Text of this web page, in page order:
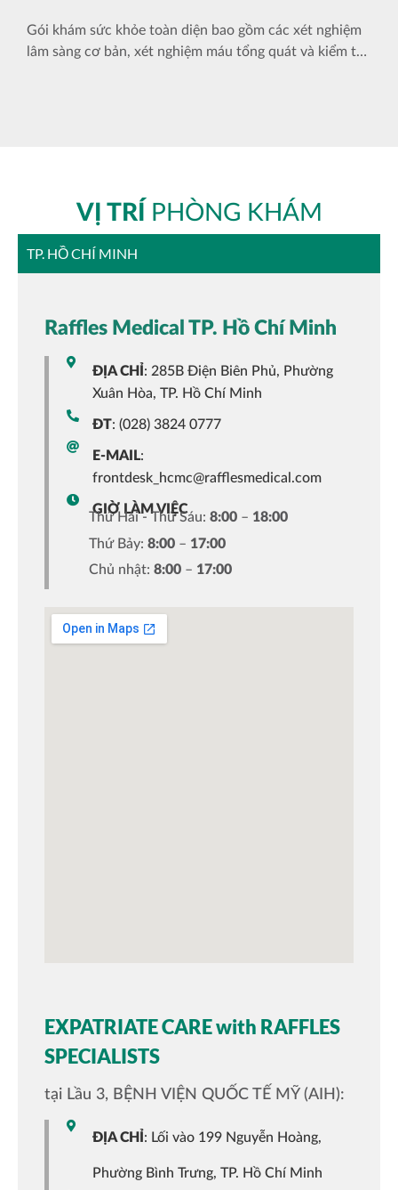
Gói khám sức khỏe toàn diện bao gồm các xét nghiệm
lâm sàng cơ bản, xét nghiệm máu tổng quát và kiểm tra
VỊ TRÍ PHÒNG KHÁM
TP. HỒ CHÍ MINH
Raffles Medical TP. Hồ Chí Minh
ĐỊA CHỈ : 285B Điện Biên Phủ, Phường
Xuân Hòa, TP. Hồ Chí Minh
ĐT: (028) 3824 0777
E-MAIL:
frontdesk_hcmc@rafflesmedical.com
GIỜ LÀM VIỆC
Thứ Hai - Thứ Sáu: 8:00 – 18:00
Thứ Bảy: 8:00 – 17:00
Chủ nhật: 8:00 – 17:00
EXPATRIATE CARE with RAFFLES
SPECIALISTS
tại Lầu 3, BỆNH VIỆN QUỐC TẾ MỸ (AIH):
ĐỊA CHỈ : Lối vào 199 Nguyễn Hoàng,
Phường Bình Trưng, TP. Hồ Chí Minh